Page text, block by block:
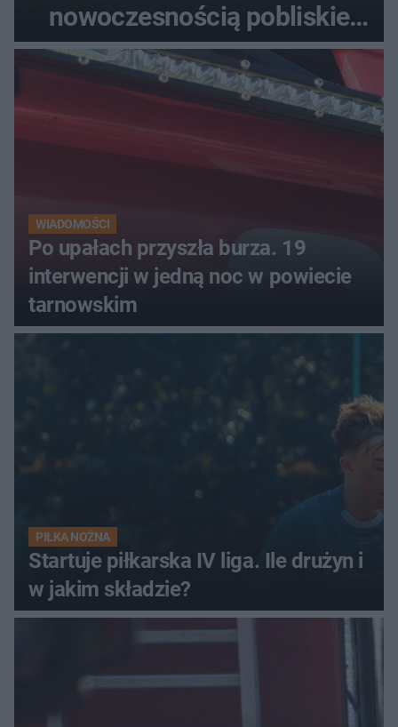
nowoczesnością pobliskie
miasta. Prąd, telefon i
luksusowa auta
WIADOMOŚCI
Po upałach przyszła burza. 19
interwencji w jedną noc w powiecie
tarnowskim
PIŁKA NOŻNA
Startuje piłkarska IV liga. Ile drużyn i
w jakim składzie?